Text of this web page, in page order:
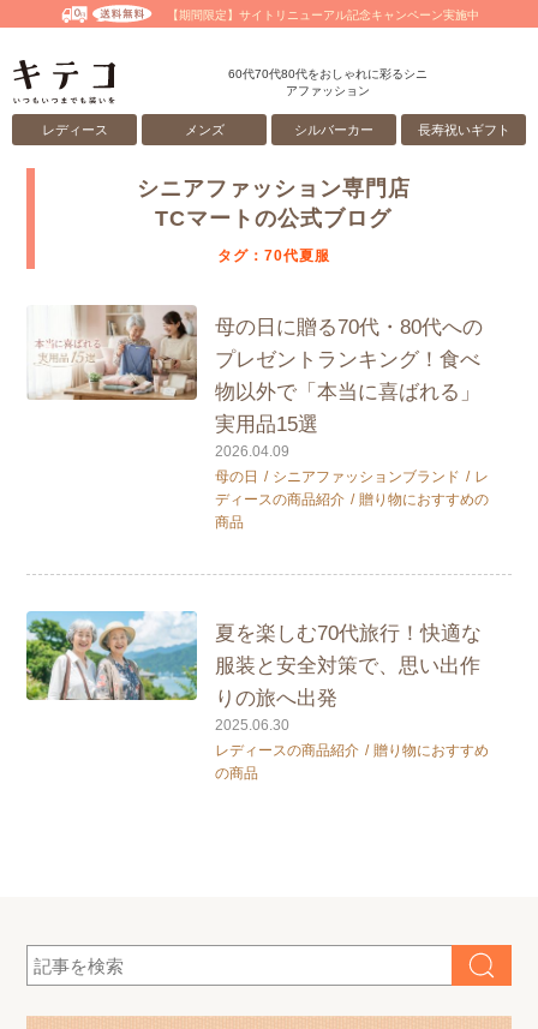
【期間限定】サイトリニューアル記念キャンペーン実施中
60代70代80代をおしゃれに彩るシニ
アファッション
レディース メンズ シルバーカー 長寿祝いギフト
シニアファッション専門店
TCマートの公式ブログ
タグ：70代夏服
母の日に贈る70代・80代への
プレゼントランキング！食べ
物以外で「本当に喜ばれる」
実用品15選
2026.04.09
母の日
シニアファッションブランド
レ
ディースの商品紹介
贈り物におすすめの
商品
夏を楽しむ70代旅行！快適な
服装と安全対策で、思い出作
りの旅へ出発
2025.06.30
レディースの商品紹介
贈り物におすすめ
の商品